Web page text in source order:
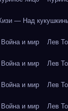
— Над
и мир Лев
и мир Лев
и мир Лев
и мир Лев